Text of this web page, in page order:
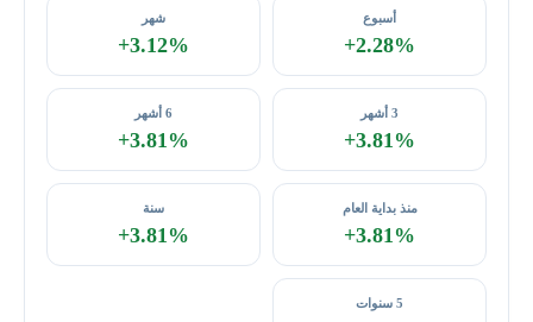
أسبوع
+2.28%
شهر
+3.12%
3 أشهر
+3.81%
6 أشهر
+3.81%
منذ بداية العام
+3.81%
سنة
+3.81%
5 سنوات